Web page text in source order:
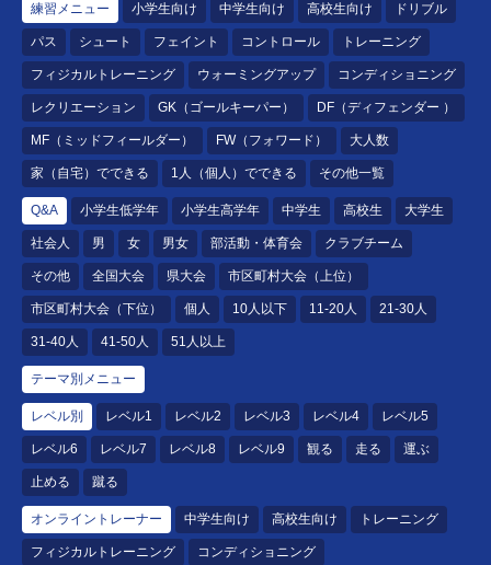
練習メニュー 小学生向け 中学生向け 高校生向け ドリブル
パス シュート フェイント コントロール トレーニング
フィジカルトレーニング ウォーミングアップ コンディショニング
レクリエーション GK（ゴールキーパー） DF（ディフェンダー ）
MF（ミッドフィールダー） FW（フォワード） 大人数
家（自宅）でできる 1人（個人）でできる その他一覧
Q&A 小学生低学年 小学生高学年 中学生 高校生 大学生
社会人 男 女 男女 部活動・体育会 クラブチーム
その他 全国大会 県大会 市区町村大会（上位）
市区町村大会（下位） 個人 10人以下 11-20人 21-30人
31-40人 41-50人 51人以上
テーマ別メニュー
レベル別 レベル1 レベル2 レベル3 レベル4 レベル5
レベル6 レベル7 レベル8 レベル9 観る 走る 運ぶ
止める 蹴る
オンライントレーナー 中学生向け 高校生向け トレーニング
フィジカルトレーニング コンディショニング